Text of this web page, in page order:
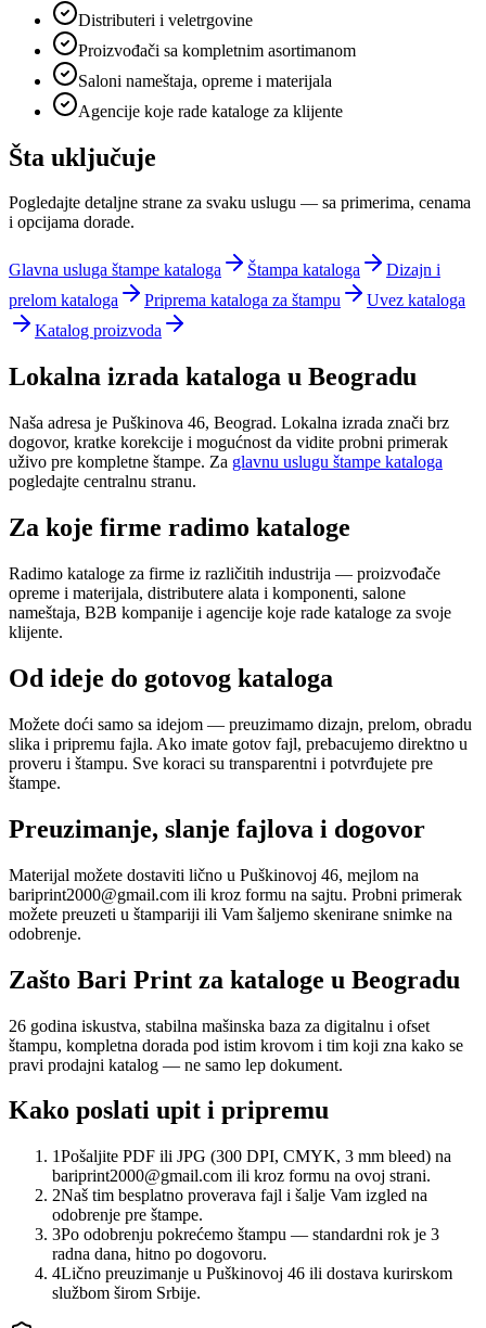
Distributeri i veletrgovine
Proizvođači sa kompletnim asortimanom
Saloni nameštaja, opreme i materijala
Agencije koje rade kataloge za klijente
Šta uključuje
Pogledajte detaljne strane za svaku uslugu — sa primerima, cenama
i opcijama dorade.
Glavna usluga štampe kataloga Štampa kataloga
Dizajn i
prelom kataloga
Priprema kataloga za štampu
Uvez kataloga
Katalog proizvoda
Lokalna izrada kataloga u Beogradu
Naša adresa je Puškinova 46, Beograd. Lokalna izrada znači brz
dogovor, kratke korekcije i mogućnost da vidite probni primerak
uživo pre kompletne štampe. Za glavnu uslugu štampe kataloga
pogledajte centralnu stranu.
Za koje firme radimo kataloge
Radimo kataloge za firme iz različitih industrija — proizvođače
opreme i materijala, distributere alata i komponenti, salone
nameštaja, B2B kompanije i agencije koje rade kataloge za svoje
klijente.
Od ideje do gotovog kataloga
Možete doći samo sa idejom — preuzimamo dizajn, prelom, obradu
slika i pripremu fajla. Ako imate gotov fajl, prebacujemo direktno u
proveru i štampu. Sve koraci su transparentni i potvrđujete pre
štampe.
Preuzimanje, slanje fajlova i dogovor
Materijal možete dostaviti lično u Puškinovoj 46, mejlom na
bariprint2000@gmail.com ili kroz formu na sajtu. Probni primerak
možete preuzeti u štampariji ili Vam šaljemo skenirane snimke na
odobrenje.
Zašto Bari Print za kataloge u Beogradu
26 godina iskustva, stabilna mašinska baza za digitalnu i ofset
štampu, kompletna dorada pod istim krovom i tim koji zna kako se
pravi prodajni katalog — ne samo lep dokument.
Kako poslati upit i pripremu
1Pošaljite PDF ili JPG (300 DPI, CMYK, 3 mm bleed) na
bariprint2000@gmail.com ili kroz formu na ovoj strani.
2Naš tim besplatno proverava fajl i šalje Vam izgled na
odobrenje pre štampe.
3Po odobrenju pokrećemo štampu — standardni rok je 3
radna dana, hitno po dogovoru.
4Lično preuzimanje u Puškinovoj 46 ili dostava kurirskom
službom širom Srbije.